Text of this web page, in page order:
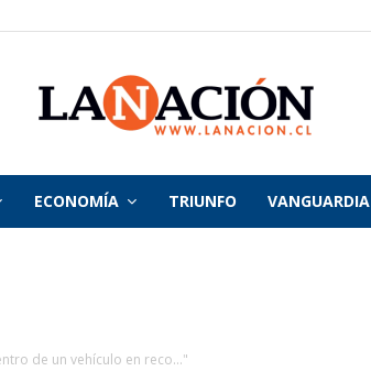
La
ECONOMÍA TRIUNFO VANGUARDIA
de un vehículo en reco..."